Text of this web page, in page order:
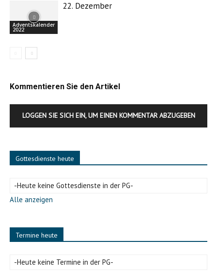
Adventskalender
2022
22. Dezember
Kommentieren Sie den Artikel
LOGGEN SIE SICH EIN, UM EINEN KOMMENTAR ABZUGEBEN
Gottesdienste heute
-Heute keine Gottesdienste in der PG-
Alle anzeigen
Termine heute
-Heute keine Termine in der PG-